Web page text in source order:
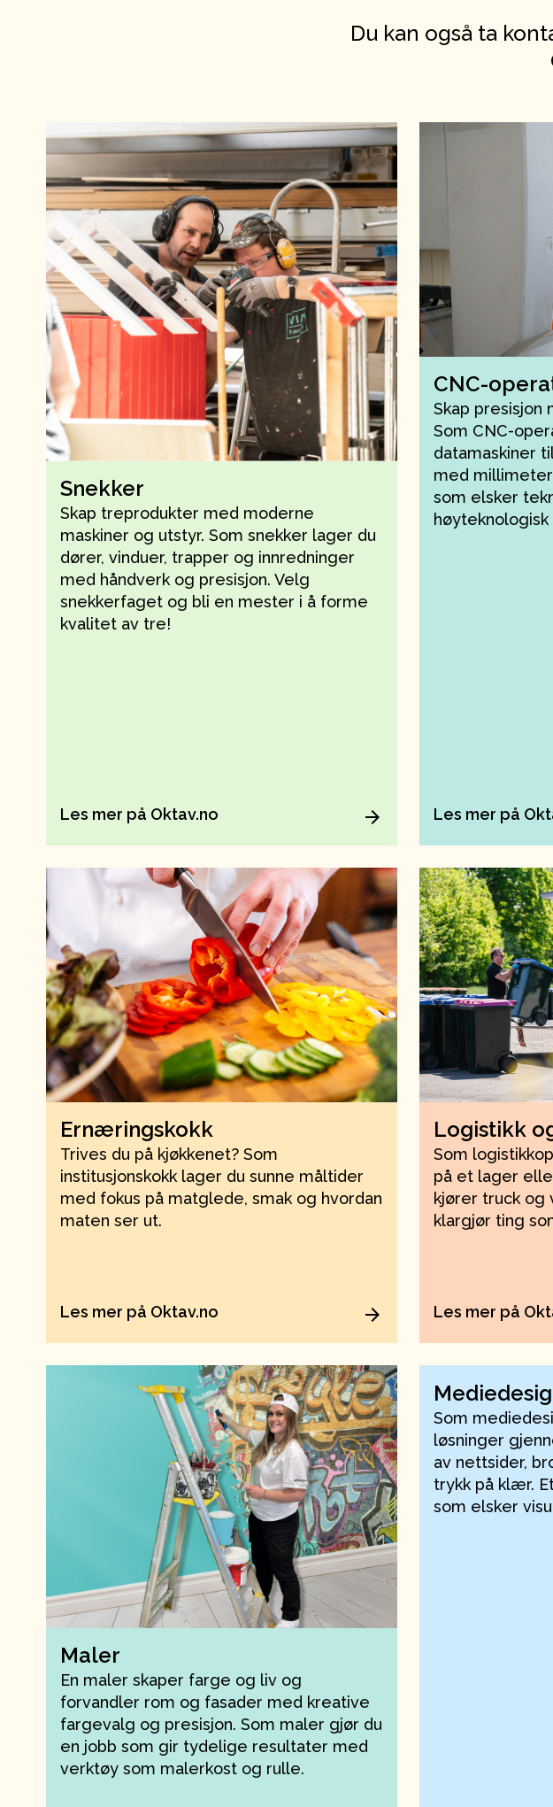
Du kan også ta
Snekker
Skap treprodukter med moderne
maskiner og utstyr. Som snekker lager du
dører, vinduer, trapper og innredninger
med håndverk og presisjon. Velg
snekkerfaget og bli en mester i å forme
kvalitet av tre!
Les mer på Oktav.no
CNC-
Skap presisjon
Som CNC-
datamaskiner
med
som elsker
høyteknologisk
Les mer på
Ernæringskokk
Trives du på kjøkkenet? Som
institusjonskokk lager du sunne måltider
med fokus på matglede, smak og hvordan
maten ser ut.
Les mer på Oktav.no
Logistikk
Som
på et lager
kjører truck og
klargjør ting
Les mer på
Maler
En maler skaper farge og liv og
forvandler rom og fasader med kreative
fargevalg og presisjon. Som maler gjør du
en jobb som gir tydelige resultater med
verktøy som malerkost og rulle.
Som
løsninger
av nettsider,
trykk på klær.
som elsker